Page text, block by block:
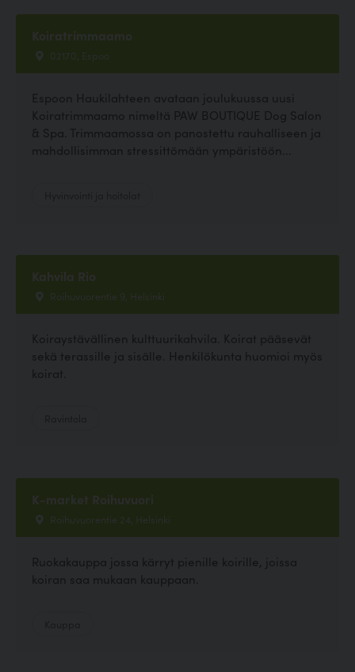
Koiratrimmaamo
02170, Espoo
Espoon Haukilahteen avataan joulukuussa uusi
Koiratrimmaamo nimeltä PAW BOUTIQUE Dog Salon
& Spa. Trimmaamossa on panostettu rauhalliseen ja
mahdollisimman stressittömään ympäristöön...
Kahvila Rio
Roihuvuorentie 9, Helsinki
Koiraystävällinen kulttuurikahvila. Koirat pääsevät
sekä terassille ja sisälle. Henkilökunta huomioi myös
koirat.
K-market Roihuvuori
Roihuvuorentie 24, Helsinki
Ruokakauppa jossa kärryt pienille koirille, joissa
koiran saa mukaan kauppaan.